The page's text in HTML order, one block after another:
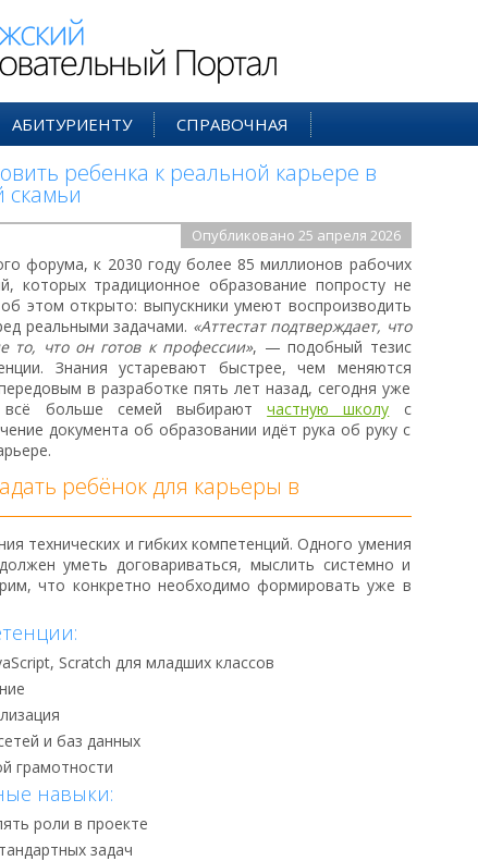
АБИТУРИЕНТУ СПРАВОЧНАЯ
ребенка к реальной карьере в
скамьи
Опубликовано 25 апреля 2026
форума, к 2030 году более 85 миллионов рабочих
которых традиционное образование попросту не
этом открыто: выпускники умеют воспроизводить
реальными задачами. «Аттестат подтверждает, что
то, что он готов к профессии», — подобный тезис
Знания устаревают быстрее, чем меняются
в разработке пять лет назад, сегодня уже
всё больше семей выбираютчастную школу с
документа об образовании идёт рука об руку с
ребёнок для карьеры в
технических и гибких компетенций. Одного умения
уметь договариваться, мыслить системно и
что конкретно необходимо формировать уже в
Scratch для младших классов
и баз данных
грамотности
навыки:
роли в проекте
задач